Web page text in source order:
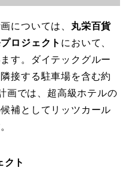
については、 丸栄百貨
ロジェクト において、
す。ダイテックグルー
接する駐車場を含む約
画では、超高級ホテルの
補としてリッツカール
クト